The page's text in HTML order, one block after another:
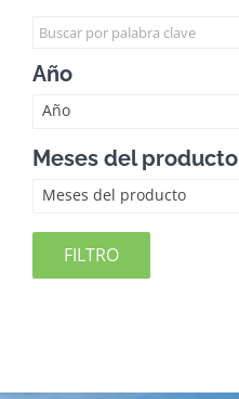
Año
Año
Meses del producto
Meses del producto
FILTRO